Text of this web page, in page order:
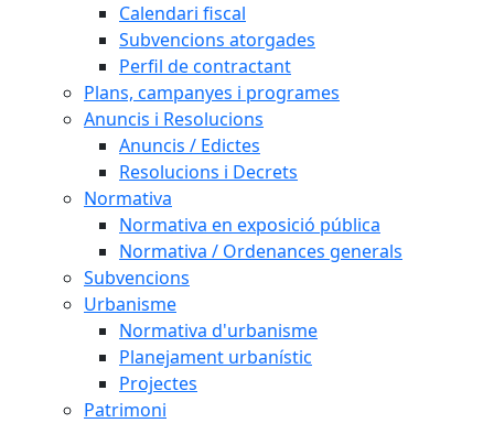
Calendari fiscal
Subvencions atorgades
Perfil de contractant
Plans, campanyes i programes
Anuncis i Resolucions
Anuncis / Edictes
Resolucions i Decrets
Normativa
Normativa en exposició pública
Normativa / Ordenances generals
Subvencions
Urbanisme
Normativa d'urbanisme
Planejament urbanístic
Projectes
Patrimoni